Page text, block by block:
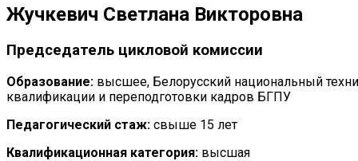
Жучкевич Светлана Викторовна
Председатель цикловой комиссии
Образование: высшее, Белорусский национальный
квалификации и переподготовки кадров БГПУ
Педагогический стаж: свыше 15 лет
Квалификационная категория: высшая